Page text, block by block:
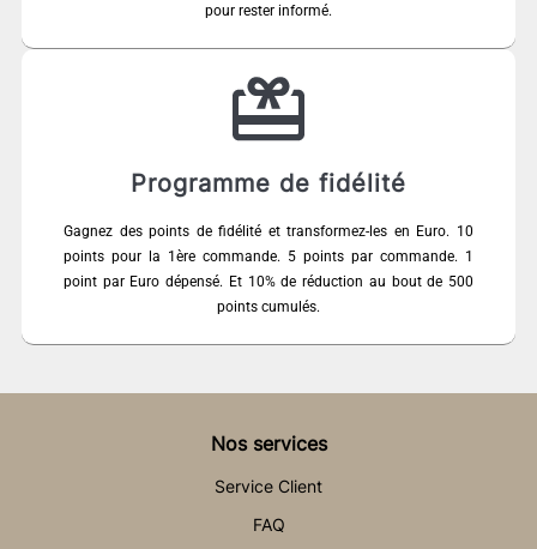
pour rester informé.
Programme de fidélité
Gagnez des points de fidélité et transformez-les en Euro. 10
points pour la 1ère commande. 5 points par commande. 1
point par Euro dépensé. Et 10% de réduction au bout de 500
points cumulés.
Nos services
Service Client
FAQ